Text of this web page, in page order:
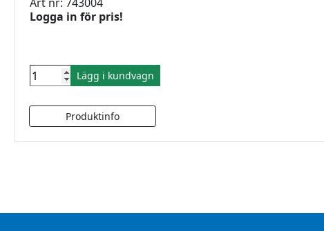
Logga in för pris!
Lägg i kundvagn